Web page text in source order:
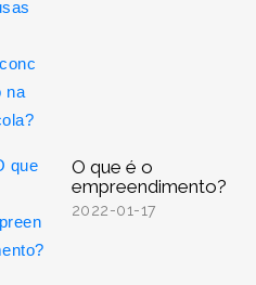
O que é o
empreendimento?
2022-01-17